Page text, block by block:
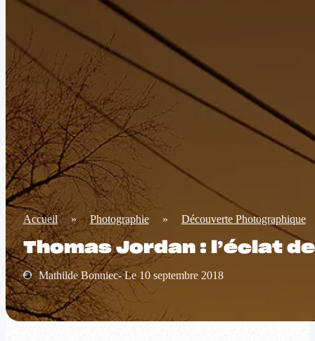
Accueil » Photographie » Découverte Photographique
Thomas Jordan : l’éclat
Mathilde Bonniec- Le 10 septembre 2018